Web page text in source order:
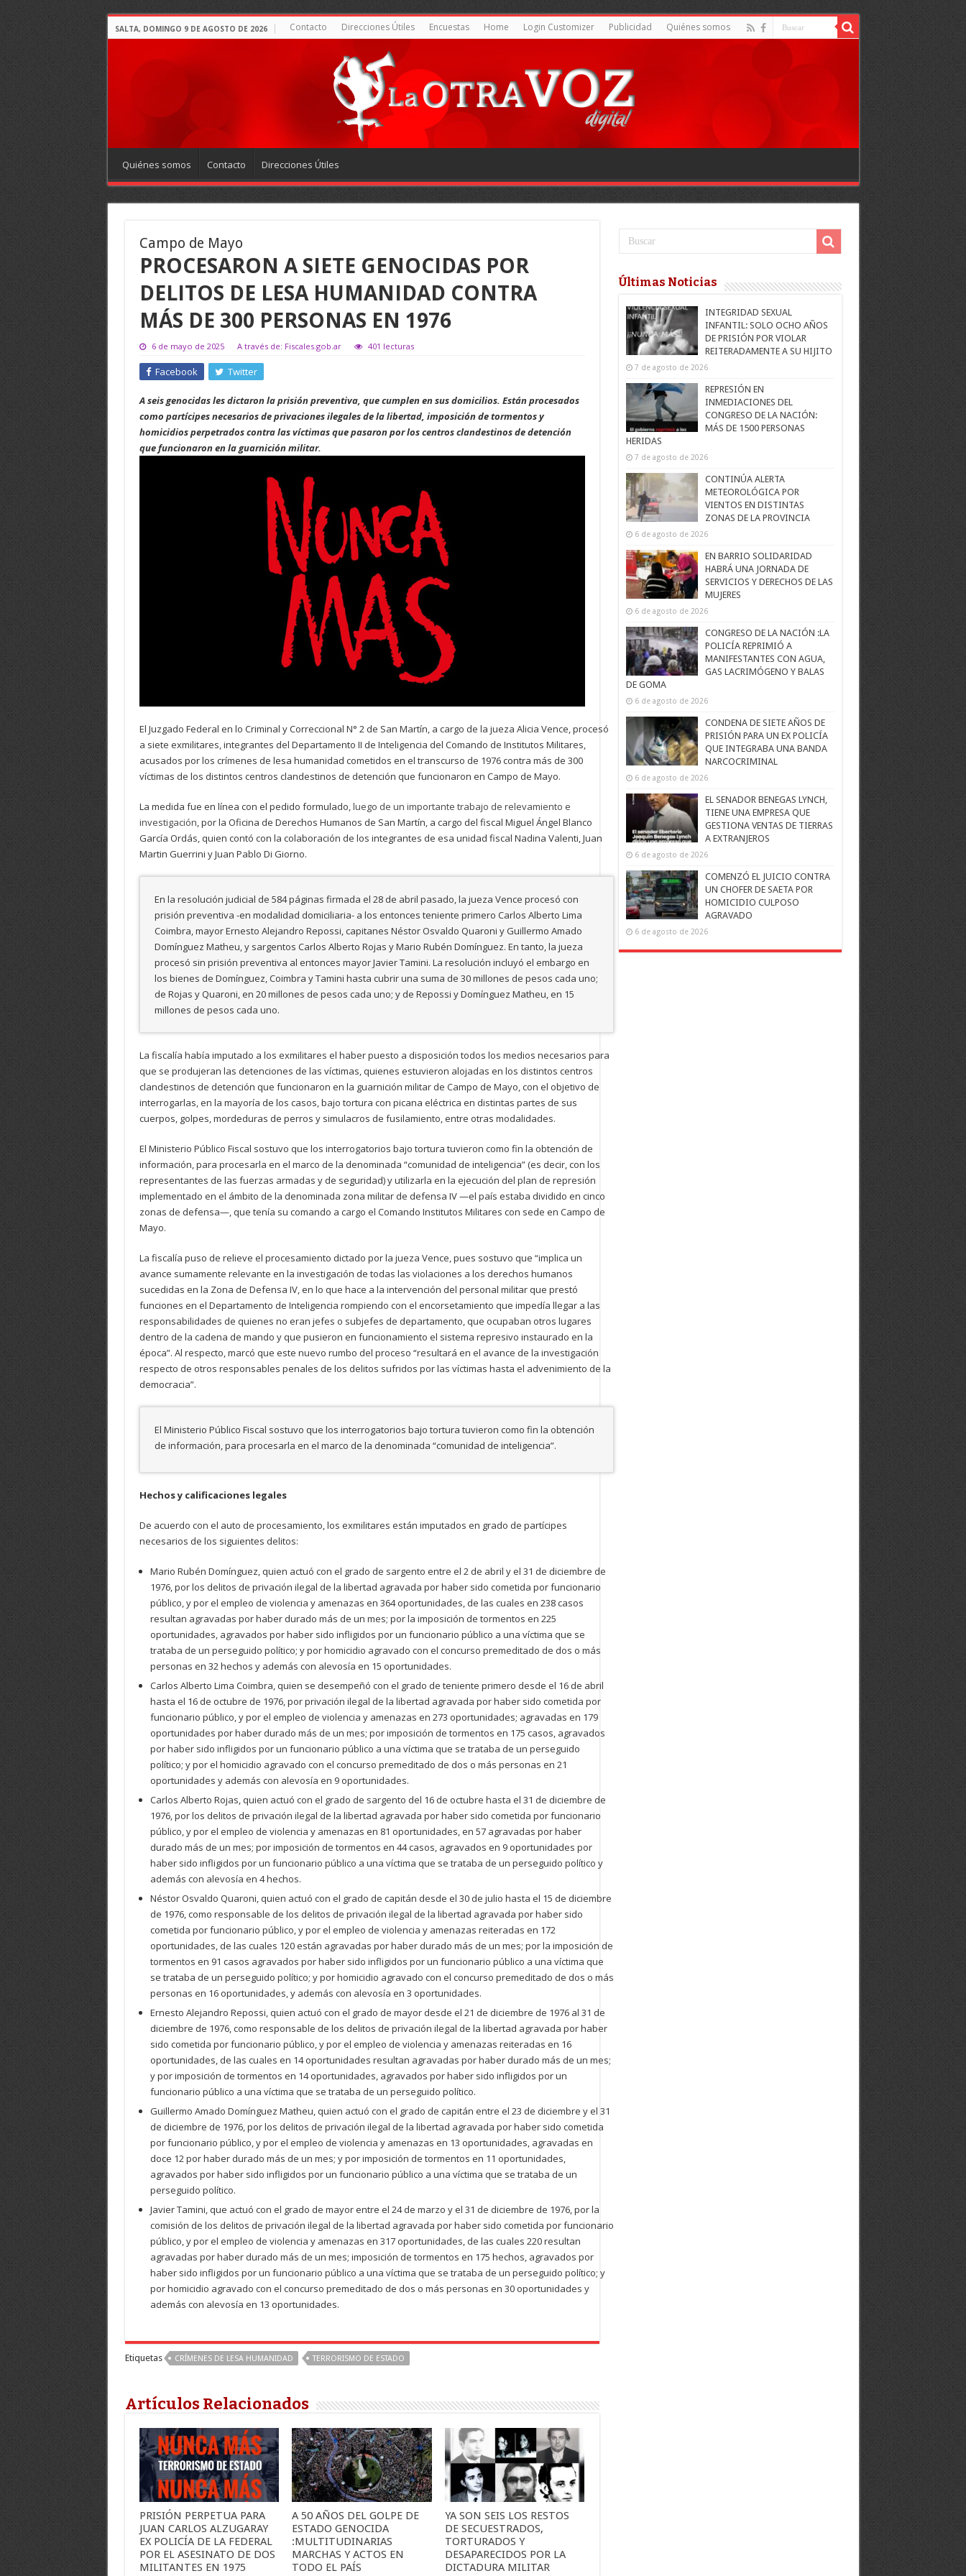
SALTA, DOMINGO 9 DE AGOSTO DE 2026 Contacto Direcciones Útiles Encuestas Home Login Customizer Publicidad Quiénes somos
Quiénes somos Contacto Direcciones Útiles
Campo de Mayo
PROCESARON A SIETE GENOCIDAS POR
DELITOS DE LESA HUMANIDAD CONTRA
MÁS DE 300 PERSONAS EN 1976
6 de mayo de 2025 A través de: Fiscales.gob.ar 401 lecturas
Facebook Twitter
A seis genocidas les dictaron la prisión preventiva, que cumplen en sus domicilios. Están procesados
como partícipes necesarios de privaciones ilegales de la libertad, imposición de tormentos y
homicidios perpetrados contra las víctimas que pasaron por los centros clandestinos de detención
que funcionaron en la guarnición militar.
El Juzgado Federal en lo Criminal y Correccional N° 2 de San Martín, a cargo de la jueza Alicia Vence, procesó
a siete exmilitares, integrantes del Departamento II de Inteligencia del Comando de Institutos Militares,
acusados por los crímenes de lesa humanidad cometidos en el transcurso de 1976 contra más de 300
víctimas de los distintos centros clandestinos de detención que funcionaron en Campo de Mayo.
La medida fue en línea con el pedido formulado, luego de un importante trabajo de relevamiento e
investigación, por la Oficina de Derechos Humanos de San Martín, a cargo del fiscal Miguel Ángel Blanco
García Ordás, quien contó con la colaboración de los integrantes de esa unidad fiscal Nadina Valenti, Juan
Martin Guerrini y Juan Pablo Di Giorno.
En la resolución judicial de 584 páginas firmada el 28 de abril pasado, la jueza Vence procesó con
prisión preventiva -en modalidad domiciliaria- a los entonces teniente primero Carlos Alberto Lima
Coimbra, mayor Ernesto Alejandro Repossi, capitanes Néstor Osvaldo Quaroni y Guillermo Amado
Domínguez Matheu, y sargentos Carlos Alberto Rojas y Mario Rubén Domínguez. En tanto, la jueza
procesó sin prisión preventiva al entonces mayor Javier Tamini. La resolución incluyó el embargo en
los bienes de Domínguez, Coimbra y Tamini hasta cubrir una suma de 30 millones de pesos cada uno;
de Rojas y Quaroni, en 20 millones de pesos cada uno; y de Repossi y Domínguez Matheu, en 15
millones de pesos cada uno.
La fiscalía había imputado a los exmilitares el haber puesto a disposición todos los medios necesarios para
que se produjeran las detenciones de las víctimas, quienes estuvieron alojadas en los distintos centros
clandestinos de detención que funcionaron en la guarnición militar de Campo de Mayo, con el objetivo de
interrogarlas, en la mayoría de los casos, bajo tortura con picana eléctrica en distintas partes de sus
cuerpos, golpes, mordeduras de perros y simulacros de fusilamiento, entre otras modalidades.
El Ministerio Público Fiscal sostuvo que los interrogatorios bajo tortura tuvieron como fin la obtención de
información, para procesarla en el marco de la denominada “comunidad de inteligencia” (es decir, con los
representantes de las fuerzas armadas y de seguridad) y utilizarla en la ejecución del plan de represión
implementado en el ámbito de la denominada zona militar de defensa IV —el país estaba dividido en cinco
zonas de defensa—, que tenía su comando a cargo el Comando Institutos Militares con sede en Campo de
Mayo.
La fiscalía puso de relieve el procesamiento dictado por la jueza Vence, pues sostuvo que “implica un
avance sumamente relevante en la investigación de todas las violaciones a los derechos humanos
sucedidas en la Zona de Defensa IV, en lo que hace a la intervención del personal militar que prestó
funciones en el Departamento de Inteligencia rompiendo con el encorsetamiento que impedía llegar a las
responsabilidades de quienes no eran jefes o subjefes de departamento, que ocupaban otros lugares
dentro de la cadena de mando y que pusieron en funcionamiento el sistema represivo instaurado en la
época”. Al respecto, marcó que este nuevo rumbo del proceso “resultará en el avance de la investigación
respecto de otros responsables penales de los delitos sufridos por las víctimas hasta el advenimiento de la
democracia”.
El Ministerio Público Fiscal sostuvo que los interrogatorios bajo tortura tuvieron como fin la obtención
de información, para procesarla en el marco de la denominada “comunidad de inteligencia”.
Hechos y calificaciones legales
De acuerdo con el auto de procesamiento, los exmilitares están imputados en grado de partícipes
necesarios de los siguientes delitos:
Mario Rubén Domínguez, quien actuó con el grado de sargento entre el 2 de abril y el 31 de diciembre de
1976, por los delitos de privación ilegal de la libertad agravada por haber sido cometida por funcionario
público, y por el empleo de violencia y amenazas en 364 oportunidades, de las cuales en 238 casos
resultan agravadas por haber durado más de un mes; por la imposición de tormentos en 225
oportunidades, agravados por haber sido infligidos por un funcionario público a una víctima que se
trataba de un perseguido político; y por homicidio agravado con el concurso premeditado de dos o más
personas en 32 hechos y además con alevosía en 15 oportunidades.
Carlos Alberto Lima Coimbra, quien se desempeñó con el grado de teniente primero desde el 16 de abril
hasta el 16 de octubre de 1976, por privación ilegal de la libertad agravada por haber sido cometida por
funcionario público, y por el empleo de violencia y amenazas en 273 oportunidades; agravadas en 179
oportunidades por haber durado más de un mes; por imposición de tormentos en 175 casos, agravados
por haber sido infligidos por un funcionario público a una víctima que se trataba de un perseguido
político; y por el homicidio agravado con el concurso premeditado de dos o más personas en 21
oportunidades y además con alevosía en 9 oportunidades.
Carlos Alberto Rojas, quien actuó con el grado de sargento del 16 de octubre hasta el 31 de diciembre de
1976, por los delitos de privación ilegal de la libertad agravada por haber sido cometida por funcionario
público, y por el empleo de violencia y amenazas en 81 oportunidades, en 57 agravadas por haber
durado más de un mes; por imposición de tormentos en 44 casos, agravados en 9 oportunidades por
haber sido infligidos por un funcionario público a una víctima que se trataba de un perseguido político y
además con alevosía en 4 hechos.
Néstor Osvaldo Quaroni, quien actuó con el grado de capitán desde el 30 de julio hasta el 15 de diciembre
de 1976, como responsable de los delitos de privación ilegal de la libertad agravada por haber sido
cometida por funcionario público, y por el empleo de violencia y amenazas reiteradas en 172
oportunidades, de las cuales 120 están agravadas por haber durado más de un mes; por la imposición de
tormentos en 91 casos agravados por haber sido infligidos por un funcionario público a una víctima que
se trataba de un perseguido político; y por homicidio agravado con el concurso premeditado de dos o más
personas en 16 oportunidades, y además con alevosía en 3 oportunidades.
Ernesto Alejandro Repossi, quien actuó con el grado de mayor desde el 21 de diciembre de 1976 al 31 de
diciembre de 1976, como responsable de los delitos de privación ilegal de la libertad agravada por haber
sido cometida por funcionario público, y por el empleo de violencia y amenazas reiteradas en 16
oportunidades, de las cuales en 14 oportunidades resultan agravadas por haber durado más de un mes;
y por imposición de tormentos en 14 oportunidades, agravados por haber sido infligidos por un
funcionario público a una víctima que se trataba de un perseguido político.
Guillermo Amado Domínguez Matheu, quien actuó con el grado de capitán entre el 23 de diciembre y el 31
de diciembre de 1976, por los delitos de privación ilegal de la libertad agravada por haber sido cometida
por funcionario público, y por el empleo de violencia y amenazas en 13 oportunidades, agravadas en
doce 12 por haber durado más de un mes; y por imposición de tormentos en 11 oportunidades,
agravados por haber sido infligidos por un funcionario público a una víctima que se trataba de un
perseguido político.
Javier Tamini, que actuó con el grado de mayor entre el 24 de marzo y el 31 de diciembre de 1976, por la
comisión de los delitos de privación ilegal de la libertad agravada por haber sido cometida por funcionario
público, y por el empleo de violencia y amenazas en 317 oportunidades, de las cuales 220 resultan
agravadas por haber durado más de un mes; imposición de tormentos en 175 hechos, agravados por
haber sido infligidos por un funcionario público a una víctima que se trataba de un perseguido político; y
por homicidio agravado con el concurso premeditado de dos o más personas en 30 oportunidades y
además con alevosía en 13 oportunidades.
Etiquetas CRÍMENES DE LESA HUMANIDAD TERRORISMO DE ESTADO
Artículos Relacionados
PRISIÓN PERPETUA PARA
JUAN CARLOS ALZUGARAY
EX POLICÍA DE LA FEDERAL
POR EL ASESINATO DE DOS
MILITANTES EN 1975
A 50 AÑOS DEL GOLPE DE
ESTADO GENOCIDA
:MULTITUDINARIAS
MARCHAS Y ACTOS EN
TODO EL PAÍS
YA SON SEIS LOS RESTOS
DE SECUESTRADOS,
TORTURADOS Y
DESAPARECIDOS POR LA
DICTADURA MILITAR
Últimas Noticias
INTEGRIDAD SEXUAL
INFANTIL: SOLO OCHO AÑOS
DE PRISIÓN POR VIOLAR
REITERADAMENTE A SU HIJITO
7 de agosto de 2026
REPRESIÓN EN
INMEDIACIONES DEL
CONGRESO DE LA NACIÓN:
MÁS DE 1500 PERSONAS
HERIDAS
7 de agosto de 2026
CONTINÚA ALERTA
METEOROLÓGICA POR
VIENTOS EN DISTINTAS
ZONAS DE LA PROVINCIA
6 de agosto de 2026
EN BARRIO SOLIDARIDAD
HABRÁ UNA JORNADA DE
SERVICIOS Y DERECHOS DE LAS
MUJERES
6 de agosto de 2026
CONGRESO DE LA NACIÓN :LA
POLICÍA REPRIMIÓ A
MANIFESTANTES CON AGUA,
GAS LACRIMÓGENO Y BALAS
DE GOMA
6 de agosto de 2026
CONDENA DE SIETE AÑOS DE
PRISIÓN PARA UN EX POLICÍA
QUE INTEGRABA UNA BANDA
NARCOCRIMINAL
6 de agosto de 2026
EL SENADOR BENEGAS LYNCH,
TIENE UNA EMPRESA QUE
GESTIONA VENTAS DE TIERRAS
A EXTRANJEROS
6 de agosto de 2026
COMENZÓ EL JUICIO CONTRA
UN CHOFER DE SAETA POR
HOMICIDIO CULPOSO
AGRAVADO
6 de agosto de 2026